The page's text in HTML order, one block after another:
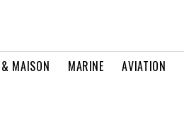
MAISON MARINE AVIATION